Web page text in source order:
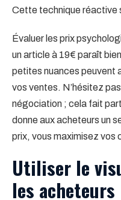
Cette technique réactive
Évaluer les prix
un article à 19€ paraît
petites nuances peuvent
vos ventes. N’hésitez
négociation ; cela fait
donne aux acheteurs un
prix, vous maximisez vos
Utiliser le
les acheteurs